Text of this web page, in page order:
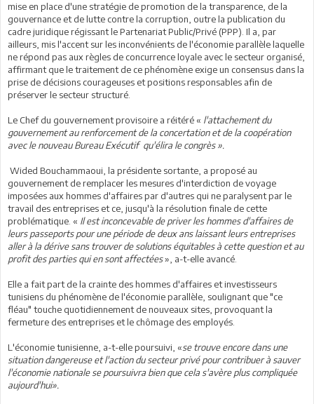
mise en place d'une stratégie de promotion de la transparence, de la
gouvernance et de lutte contre la corruption, outre la publication du
cadre juridique régissant le Partenariat Public/Privé (PPP). Il a, par
ailleurs, mis l'accent sur les inconvénients de l'économie parallèle laquelle
ne répond pas aux règles de concurrence loyale avec le secteur organisé,
affirmant que le traitement de ce phénomène exige un consensus dans la
prise de décisions courageuses et positions responsables afin de
préserver le secteur structuré.
Le Chef du gouvernement provisoire a réitéré « l'attachement du
gouvernement au renforcement de la concertation et de la coopération
avec le nouveau Bureau Exécutif qu'élira le congrès ».
Wided Bouchammaoui, la présidente sortante, a proposé au
gouvernement de remplacer les mesures d'interdiction de voyage
imposées aux hommes d'affaires par d'autres qui ne paralysent par le
travail des entreprises et ce, jusqu'à la résolution finale de cette
problématique. « Il est inconcevable de priver les hommes d'affaires de
leurs passeports pour une période de deux ans laissant leurs entreprises
aller à la dérive sans trouver de solutions équitables à cette question et au
profit des parties qui en sont affectées», a-t-elle avancé.
Elle a fait part de la crainte des hommes d'affaires et investisseurs
tunisiens du phénomène de l'économie parallèle, soulignant que "ce
fléau" touche quotidiennement de nouveaux sites, provoquant la
fermeture des entreprises et le chômage des employés.
L'économie tunisienne, a-t-elle poursuivi, «se trouve encore dans une
situation dangereuse et l'action du secteur privé pour contribuer à sauver
l'économie nationale se poursuivra bien que cela s'avère plus compliquée
aujourd'hui».